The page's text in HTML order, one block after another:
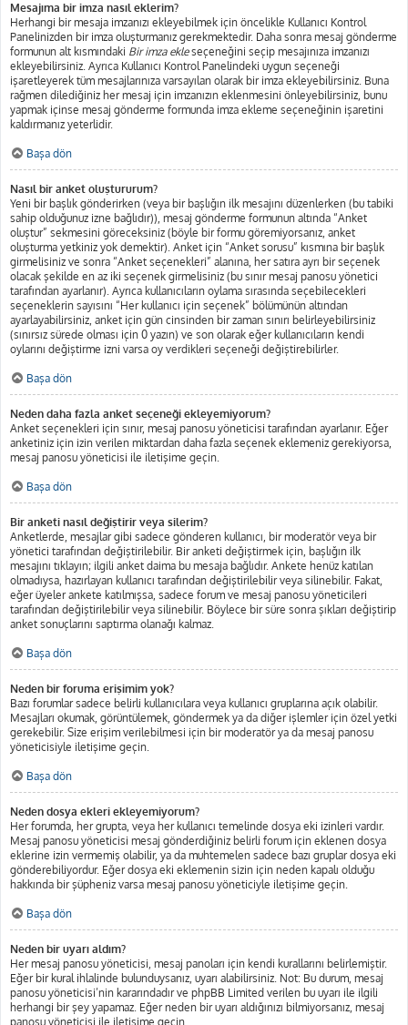
Mesajıma bir imza nasıl eklerim?
Herhangi bir mesaja imzanızı ekleyebilmek için öncelikle Kullanıcı Kontrol
Panelinizden bir imza oluşturmanız gerekmektedir. Daha sonra mesaj gönderme
formunun alt kısmındaki Bir imza ekleseçeneğini seçip mesajınıza imzanızı
ekleyebilirsiniz. Ayrıca Kullanıcı Kontrol Panelindeki uygun seçeneği
işaretleyerek tüm mesajlarınıza varsayılan olarak bir imza ekleyebilirsiniz. Buna
rağmen dilediğiniz her mesaj için imzanızın eklenmesini önleyebilirsiniz, bunu
yapmak içinse mesaj gönderme formunda imza ekleme seçeneğinin işaretini
kaldırmanız yeterlidir.
Başa dön
Nasıl bir anket oluştururum?
Yeni bir başlık gönderirken (veya bir başlığın ilk mesajını düzenlerken (bu tabiki
sahip olduğunuz izne bağlıdır)), mesaj gönderme formunun altında “Anket
oluştur” sekmesini göreceksiniz (böyle bir formu göremiyorsanız, anket
oluşturma yetkiniz yok demektir). Anket için “Anket sorusu” kısmına bir başlık
girmelisiniz ve sonra “Anket seçenekleri” alanına, her satıra ayrı bir seçenek
olacak şekilde en az iki seçenek girmelisiniz (bu sınır mesaj panosu yönetici
tarafından ayarlanır). Ayrıca kullanıcıların oylama sırasında seçebilecekleri
seçeneklerin sayısını “Her kullanıcı için seçenek” bölümünün altından
ayarlayabilirsiniz, anket için gün cinsinden bir zaman sınırı belirleyebilirsiniz
(sınırsız sürede olması için 0 yazın) ve son olarak eğer kullanıcıların kendi
oylarını değiştirme izni varsa oy verdikleri seçeneği değiştirebilirler.
Başa dön
Neden daha fazla anket seçeneği ekleyemiyorum?
Anket seçenekleri için sınır, mesaj panosu yöneticisi tarafından ayarlanır. Eğer
anketiniz için izin verilen miktardan daha fazla seçenek eklemeniz gerekiyorsa,
mesaj panosu yöneticisi ile iletişime geçin.
Başa dön
Bir anketi nasıl değiştirir veya silerim?
Anketlerde, mesajlar gibi sadece gönderen kullanıcı, bir moderatör veya bir
yönetici tarafından değiştirilebilir. Bir anketi değiştirmek için, başlığın ilk
mesajını tıklayın; ilgili anket daima bu mesaja bağlıdır. Ankete henüz katılan
olmadıysa, hazırlayan kullanıcı tarafından değiştirilebilir veya silinebilir. Fakat,
eğer üyeler ankete katılmışsa, sadece forum ve mesaj panosu yöneticileri
tarafından değiştirilebilir veya silinebilir. Böylece bir süre sonra şıkları değiştirip
anket sonuçlarını saptırma olanağı kalmaz.
Başa dön
Neden bir foruma erişimim yok?
Bazı forumlar sadece belirli kullanıcılara veya kullanıcı gruplarına açık olabilir.
Mesajları okumak, görüntülemek, göndermek ya da diğer işlemler için özel yetki
gerekebilir. Size erişim verilebilmesi için bir moderatör ya da mesaj panosu
yöneticisiyle iletişime geçin.
Başa dön
Neden dosya ekleri ekleyemiyorum?
Her forumda, her grupta, veya her kullanıcı temelinde dosya eki izinleri vardır.
Mesaj panosu yöneticisi mesaj gönderdiğiniz belirli forum için eklenen dosya
eklerine izin vermemiş olabilir, ya da muhtemelen sadece bazı gruplar dosya eki
gönderebiliyordur. Eğer dosya eki eklemenin sizin için neden kapalı olduğu
hakkında bir şüpheniz varsa mesaj panosu yöneticiyle iletişime geçin.
Başa dön
Neden bir uyarı aldım?
Her mesaj panosu yöneticisi, mesaj panoları için kendi kurallarını belirlemiştir.
Eğer bir kural ihlalinde bulunduysanız, uyarı alabilirsiniz. Not: Bu durum, mesaj
panosu yöneticisi’nin kararındadır ve phpBB Limited verilen bu uyarı ile ilgili
herhangi bir şey yapamaz. Eğer neden bir uyarı aldığınızı bilmiyorsanız, mesaj
panosu yöneticisi ile iletişime geçin.